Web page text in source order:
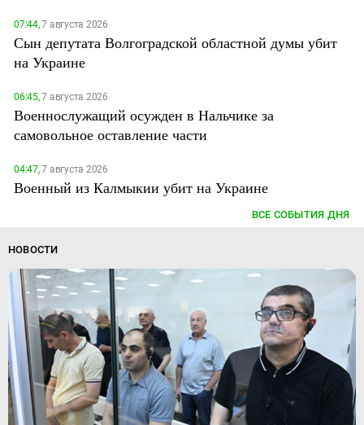
07:44,7 августа 2026
Сын депутата Волгоградской областной думы убит
на Украине
06:45,7 августа 2026
Военнослужащий осужден в Нальчике за
самовольное оставление части
04:47,7 августа 2026
Военный из Калмыкии убит на Украине
ВСЕ СОБЫТИЯ ДНЯ
НОВОСТИ